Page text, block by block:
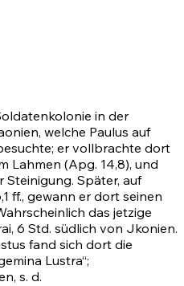
in der
welche Paulus auf
er vollbrachte dort
Lahmen (Apg. 14,8), und
Später, auf
ff., gewann er dort seinen
das jetzige
6 Std. südlich von Jkonien.
fand sich dort die
Lustra“;
s. d.